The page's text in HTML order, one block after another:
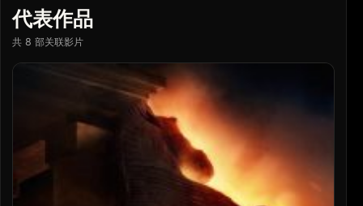
代表作品
共 8 部关联影片